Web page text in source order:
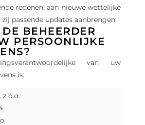
redenen: aan nieuwe wettelijke
passende updates aanbrengen.
BEHEERDER
PERSOONLIJKE
van uw
is:
z o.o.